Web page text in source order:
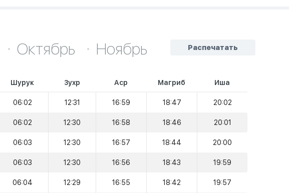
Распечатать
Октябрь Ноябрь
Шурук Зухр Аср Магриб Иша
06:02 12:31 16:59 18:47 20:02
06:02 12:30 16:58 18:46 20:01
06:03 12:30 16:57 18:44 20:00
06:03 12:30 16:56 18:43 19:59
06:04 12:29 16:55 18:42 19:57